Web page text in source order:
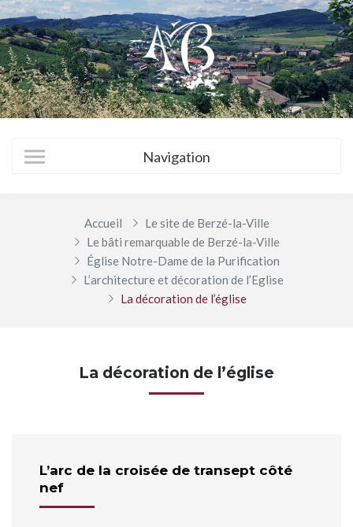
Accueil
Le site de Berzé-la-Ville
Le bâti remarquable de Berzé-la-Ville
Église Notre-Dame de la Purification
L’architecture et décoration de l’Eglise
La décoration de l’église
La décoration de l’église
L’arc de la croisée de transept côté
nef